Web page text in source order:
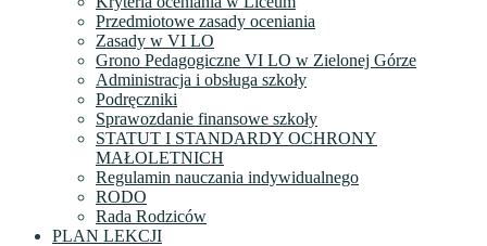
Przedmiotowe zasady oceniania
Zasady w VI LO
Grono Pedagogiczne VI LO w Zielonej Górze
Administracja i obsługa szkoły
Podręczniki
Sprawozdanie finansowe szkoły
STATUT I STANDARDY OCHRONY
MAŁOLETNICH
Regulamin nauczania indywidualnego
RODO
Rada Rodziców
PLAN LEKCJI